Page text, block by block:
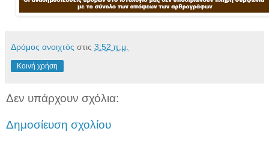
Δρόμος ανοιχτός στις 3:52 π.μ.
Κοινή χρήση
Δεν υπάρχουν σχόλια:
Δημοσίευση σχολίου